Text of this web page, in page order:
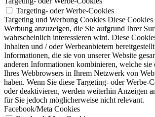
Targeting- oder Werbe-Cookies
Targeting und Werbung Cookies Diese
Werbung anzuzeigen, die Sie aufgrund Ihrer
wahrscheinlich interessieren wird. Diese
Inhalten und / oder Werbeanbietern
Informationen, die sie von unserer Website
anderen Informationen kombinieren, welche
Ihres Webbrowsers in Ihrem Netzwerk von
haben. Wenn Sie diese Targeting- oder Werbe-
oder deaktivieren, werden weiterhin Anzeigen
für Sie jedoch möglicherweise nicht relevant.
Facebook/Meta Cookies